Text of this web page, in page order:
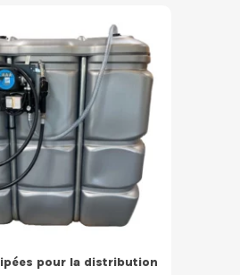
pour la distribution